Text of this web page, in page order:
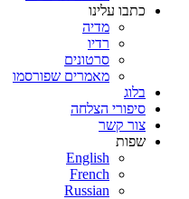
כתבו עלינו
מדיה
רדיו
סרטונים
מאמרים שפורסמו
בלוג
סיפורי הצלחה
צור קשר
שפות
English
French
Russian